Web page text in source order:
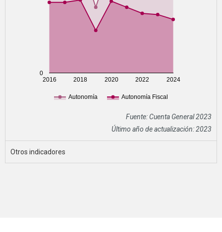
Autonomía Autonomía Fiscal
2016 2018 2020 2022 2024
0
Fuente: Cuenta General 2023
Último año de actualización: 2023
Otros indicadores